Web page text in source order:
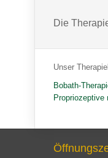
Die
Unser
Bobath-
Propriozeptive